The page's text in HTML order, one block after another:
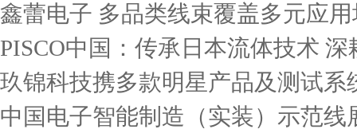
鑫蕾电子 多品类线束覆盖多元应
PISCO中国：传承日本流体技术 深
玖锦科技携多款明星产品及测试系
中国电子智能制造（实装）示范线